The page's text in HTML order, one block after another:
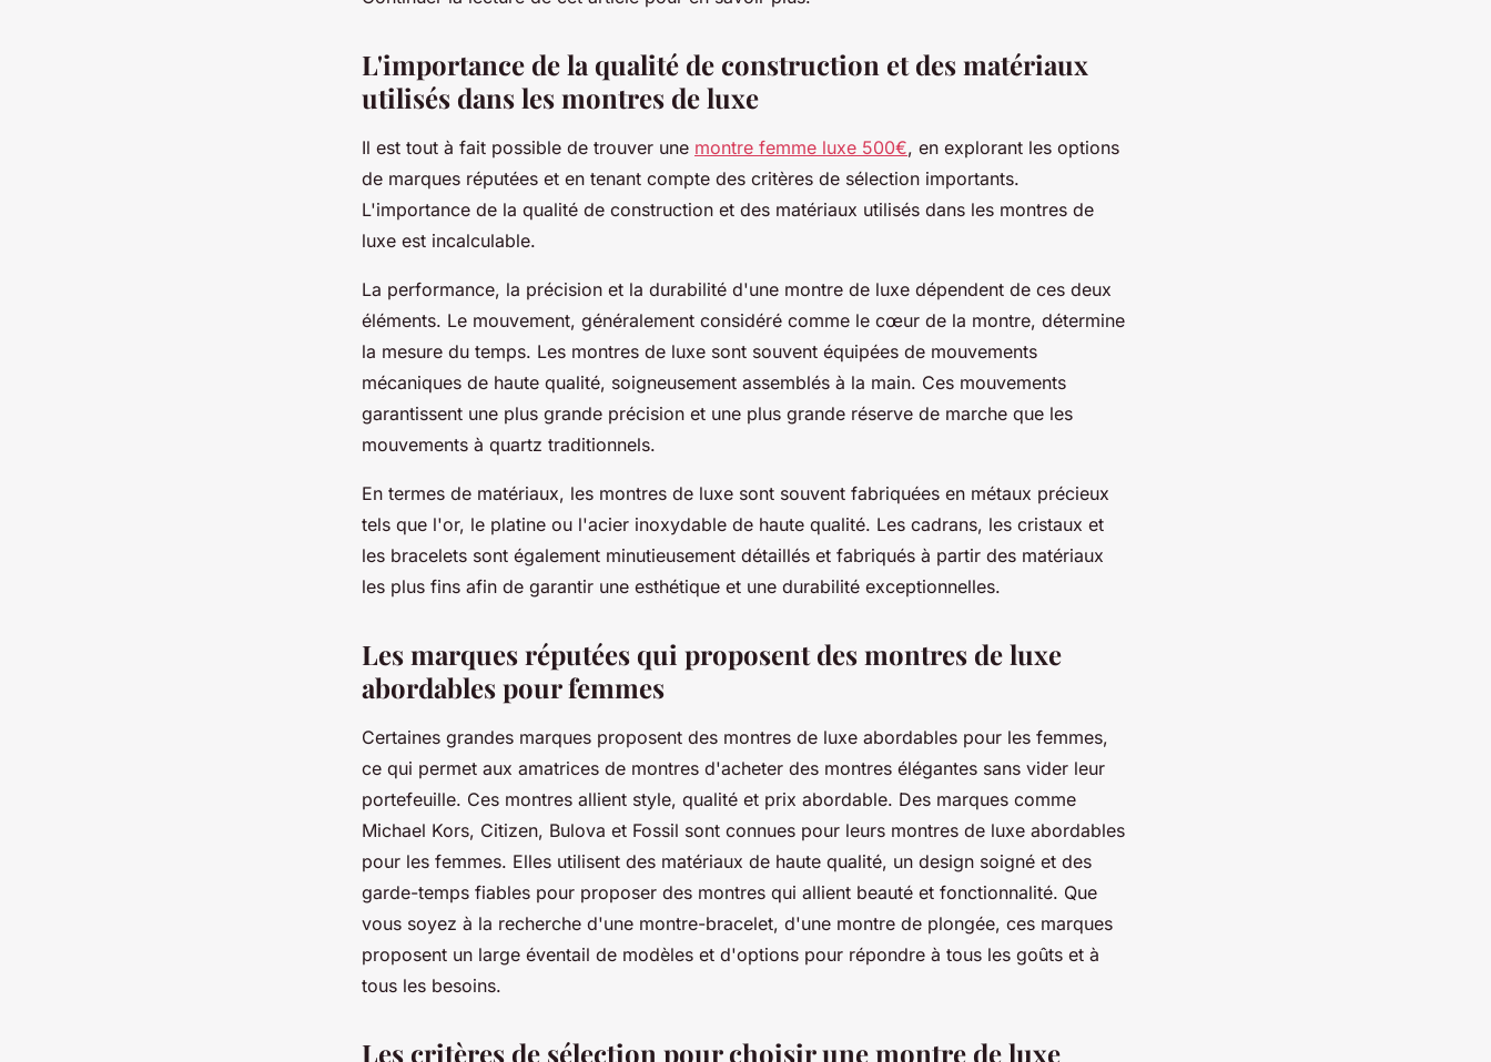
L'importance de la qualité de construction et des matériaux
utilisés dans les montres de luxe
Il est tout à fait possible de trouver une montre femme luxe 500€, en explorant les options
de marques réputées et en tenant compte des critères de sélection importants.
L'importance de la qualité de construction et des matériaux utilisés dans les montres de
luxe est incalculable.
La performance, la précision et la durabilité d'une montre de luxe dépendent de ces deux
éléments. Le mouvement, généralement considéré comme le cœur de la montre, détermine
la mesure du temps. Les montres de luxe sont souvent équipées de mouvements
mécaniques de haute qualité, soigneusement assemblés à la main. Ces mouvements
garantissent une plus grande précision et une plus grande réserve de marche que les
mouvements à quartz traditionnels.
En termes de matériaux, les montres de luxe sont souvent fabriquées en métaux précieux
tels que l'or, le platine ou l'acier inoxydable de haute qualité. Les cadrans, les cristaux et
les bracelets sont également minutieusement détaillés et fabriqués à partir des matériaux
les plus fins afin de garantir une esthétique et une durabilité exceptionnelles.
Les marques réputées qui proposent des montres de luxe
abordables pour femmes
Certaines grandes marques proposent des montres de luxe abordables pour les femmes,
ce qui permet aux amatrices de montres d'acheter des montres élégantes sans vider leur
portefeuille. Ces montres allient style, qualité et prix abordable. Des marques comme
Michael Kors, Citizen, Bulova et Fossil sont connues pour leurs montres de luxe abordables
pour les femmes. Elles utilisent des matériaux de haute qualité, un design soigné et des
garde-temps fiables pour proposer des montres qui allient beauté et fonctionnalité. Que
vous soyez à la recherche d'une montre-bracelet, d'une montre de plongée, ces marques
proposent un large éventail de modèles et d'options pour répondre à tous les goûts et à
tous les besoins.
Les critères de sélection pour choisir une montre de luxe